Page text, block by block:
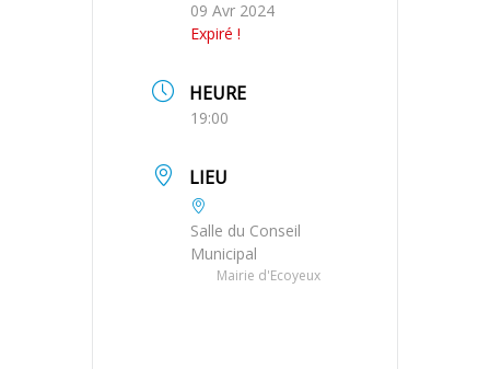
09 Avr 2024
Expiré !
HEURE
19:00
LIEU
Salle du Conseil
Municipal
Mairie d'Ecoyeux